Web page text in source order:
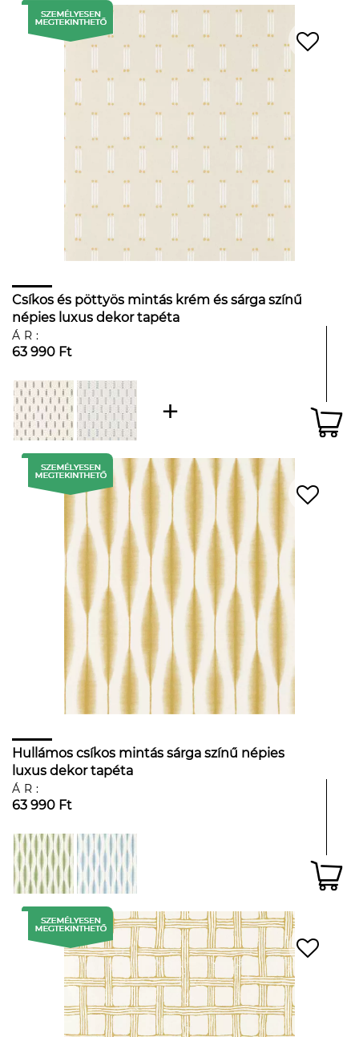
Csíkos és pöttyös mintás krém és sárga színű
népies luxus dekor tapéta
ÁR:
63 990 Ft
Hullámos csíkos mintás sárga színű népies
luxus dekor tapéta
ÁR:
63 990 Ft